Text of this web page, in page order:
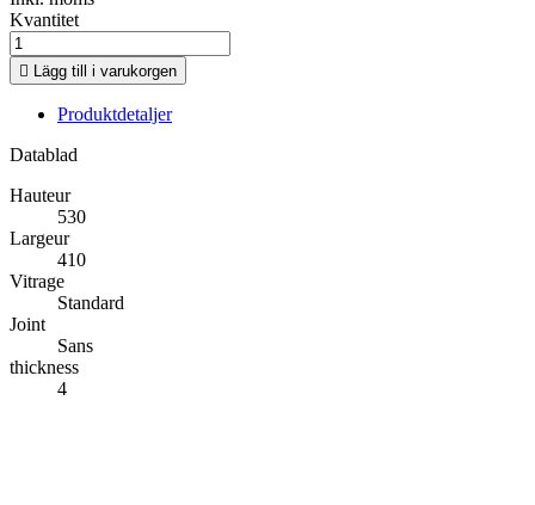
Kvantitet
 Lägg till i varukorgen
Produktdetaljer
Datablad
Hauteur
530
Largeur
410
Vitrage
Standard
Joint
Sans
thickness
4